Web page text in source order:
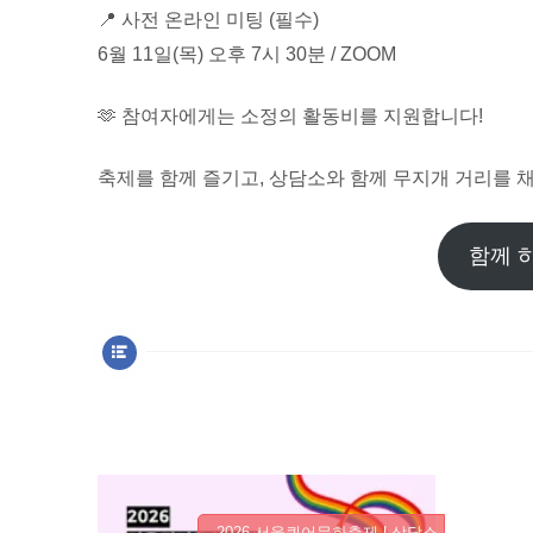
📍 사전 온라인 미팅 (필수)
6월 11일(목) 오후 7시 30분 / ZOOM
🫶 참여자에게는 소정의 활동비를 지원합니다!
축제를 함께 즐기고, 상담소와 함께 무지개 거리를
함께